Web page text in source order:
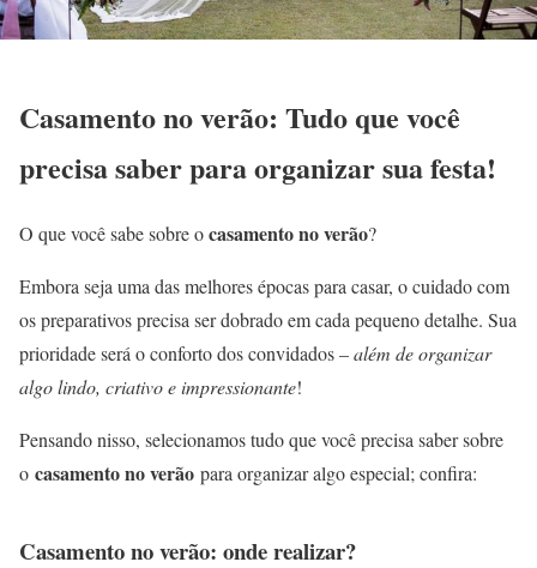
Casamento no verão: Tudo que você
precisa saber para organizar sua festa!
O que você sabe sobre ocasamento no verão?
Embora seja uma das melhores épocas para casar, o cuidado com
os preparativos precisa ser dobrado em cada pequeno detalhe. Sua
prioridade será o conforto dos convidados –além de organizar
algo lindo, criativo e impressionante!
Pensando nisso, selecionamos tudo que você precisa saber sobre
o casamento no verão para organizar algo especial; confira:
Casamento no verão: onde realizar?